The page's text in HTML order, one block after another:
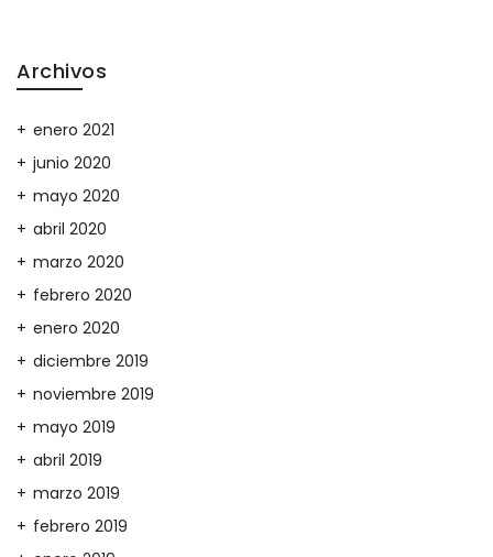
Archivos
enero 2021
junio 2020
mayo 2020
abril 2020
marzo 2020
febrero 2020
enero 2020
diciembre 2019
noviembre 2019
mayo 2019
abril 2019
marzo 2019
febrero 2019